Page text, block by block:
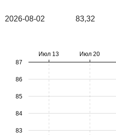
2026-08-02 83,32
Июл 13 Июл 20
83
84
85
86
87